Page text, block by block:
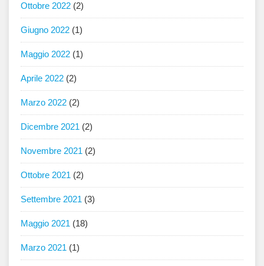
Ottobre 2022 (2)
Giugno 2022 (1)
Maggio 2022 (1)
Aprile 2022 (2)
Marzo 2022 (2)
Dicembre 2021 (2)
Novembre 2021 (2)
Ottobre 2021 (2)
Settembre 2021 (3)
Maggio 2021 (18)
Marzo 2021 (1)